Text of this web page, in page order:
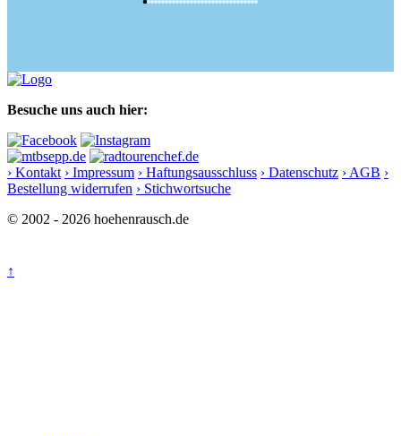
Besuche uns auch hier:
› Kontakt › Impressum › Haftungsausschluss › Datenschutz › AGB ›
Bestellung widerrufen › Stichwortsuche
© 2002 - 2026 hoehenrausch.de
↑